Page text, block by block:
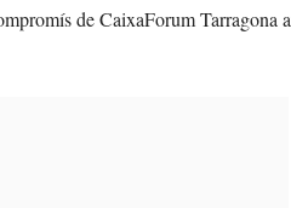
de CaixaForum Tarragona